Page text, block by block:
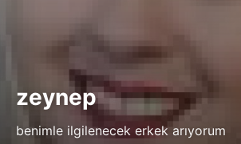
zeynep
benimle ilgilenecek erkek arıyorum